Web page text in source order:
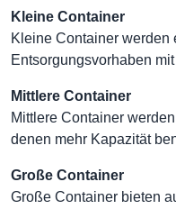
Kleine Container
Kleine Container werden
Entsorgungsvorhaben
Mittlere Container
Mittlere Container
denen mehr Kapazität
Große Container
Große Container bieten